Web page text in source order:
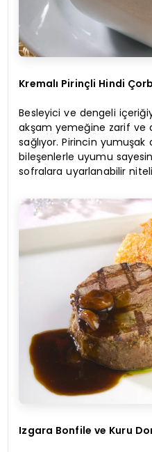
Kremalı Pirinçli Hindi
Besleyici ve dengeli
akşam yemeğine zarif ve
sağlıyor. Pirincin
bileşenlerle uyumu
sofralara uyarlanabilir
Izgara Bonfile ve Kuru